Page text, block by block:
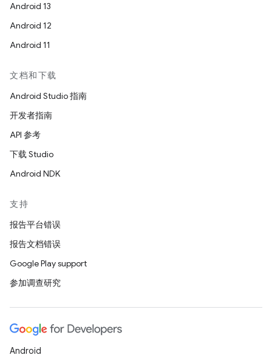
Android 13
Android 12
Android 11
文档和下载
Android Studio 指南
开发者指南
API 参考
下载 Studio
Android NDK
支持
报告平台错误
报告文档错误
Google Play support
参加调查研究
Android